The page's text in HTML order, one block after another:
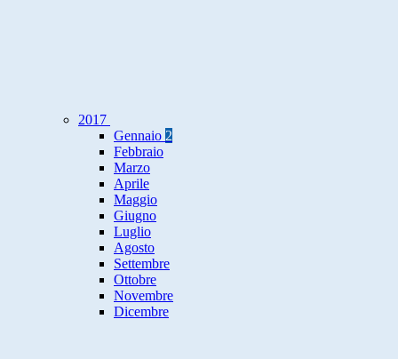
2017
Gennaio 2
Febbraio
Marzo
Aprile
Maggio
Giugno
Luglio
Agosto
Settembre
Ottobre
Novembre
Dicembre